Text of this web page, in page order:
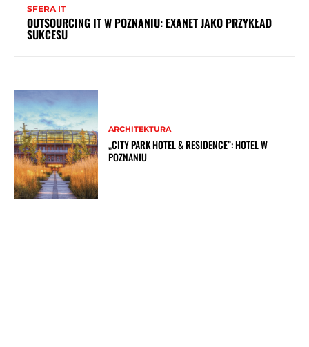
SFERA IT
OUTSOURCING IT W POZNANIU: EXANET JAKO PRZYKŁAD
SUKCESU
ARCHITEKTURA
„CITY PARK HOTEL & RESIDENCE”: HOTEL W
POZNANIU